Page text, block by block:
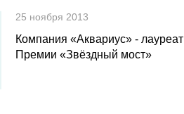
25 ноября 2013
Компания «Аквариус» - лауреат
Премии «Звёздный мост»